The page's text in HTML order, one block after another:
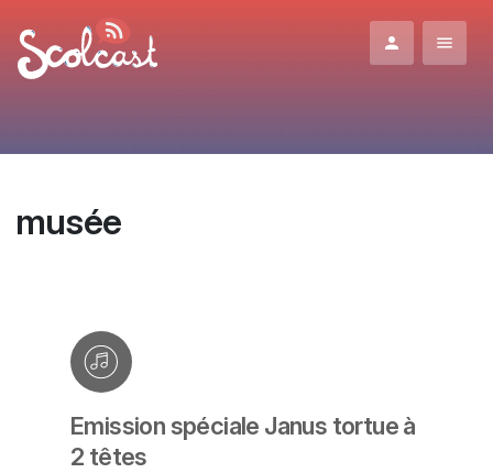
musée
Emission spéciale Janus tortue à
2 têtes